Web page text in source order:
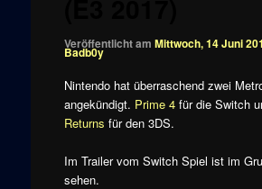
Veröffentlicht am Mittwoch, 14 Juni
Badb0y
Nintendo hat überraschend zwei
angekündigt. Prime 4für die Switch
Returns für den 3DS.
Im Trailer vom Switch Spiel ist im
sehen.